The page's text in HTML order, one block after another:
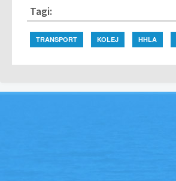
Tagi:
TRANSPORT KOLEJ HHLA